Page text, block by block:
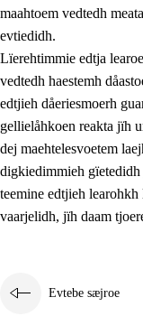
2.4 Lïeredh
Dåaresthfaageles
2.5
2.5.1
2.5.2
2.5.3
maahtoem vedtedh
evtiedidh.
Lïerehtimmie edtja
vedtedh haestemh
edtjieh dåeriesmoerh
gellielåhkoen reakta jïh
dej maehtelesvoetem
digkiedimmieh
teemine edtjieh
vaarjelidh, jïh daam
Evtebe sæjroe